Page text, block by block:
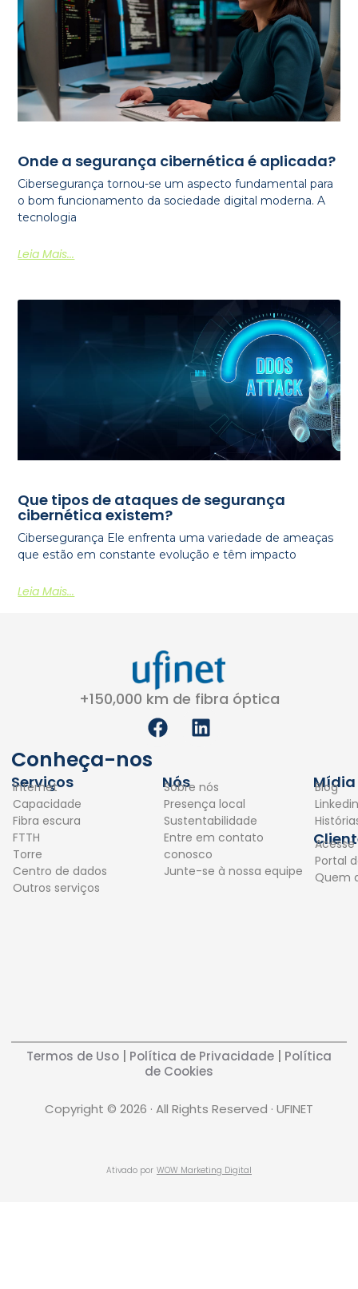
Onde a segurança cibernética é aplicada?
Cibersegurança tornou-se um aspecto fundamental para
o bom funcionamento da sociedade digital moderna. A
tecnologia
Leia Mais...
Que tipos de ataques de segurança
cibernética existem?
Cibersegurança Ele enfrenta uma variedade de ameaças
que estão em constante evolução e têm impacto
Leia Mais...
+150,000 km de fibra óptica
F
a
e
b
o
o
k
L
i
k
e
d
i
n
Conheça-nos
Serviços
Internet
Capacidade
Fibra escura
FTTH
Torre
Centro de dados
Outros serviços
Nós
Sobre nós
Presença local
Sustentabilidade
Entre em contato
conosco
Junte-se à nossa equipe
Mídia
Blog
Linkedin
Acesse
Portal
Quem
Termos de Uso Política de Privacidade
Política
de Cookies
Copyright © 2026 · All Rights Reserved · UFINET
Ativado por WOW Marketing Digital